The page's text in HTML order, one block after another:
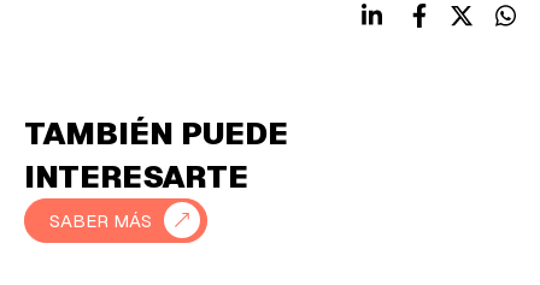
TAMBIÉN PUEDE
INTERESARTE
SABER MÁS